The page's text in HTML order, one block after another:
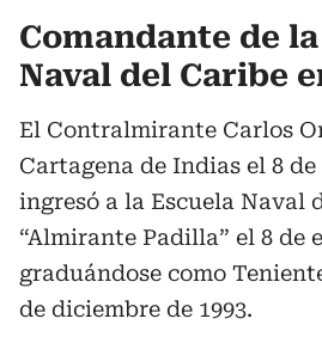
Comandante de
Naval del Caribe
El Contralmirante Carlos
Cartagena de Indias el 8 de
ingresó a la Escuela Naval
“Almirante Padilla” el 8 de
graduándose como
de diciembre de 1993.